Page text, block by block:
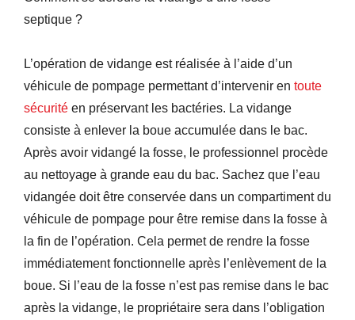
septique ?
L’opération de vidange est réalisée à l’aide d’un
véhicule de pompage permettant d’intervenir en toute
sécurité en préservant les bactéries. La vidange
consiste à enlever la boue accumulée dans le bac.
Après avoir vidangé la fosse, le professionnel procède
au nettoyage à grande eau du bac. Sachez que l’eau
vidangée doit être conservée dans un compartiment du
véhicule de pompage pour être remise dans la fosse à
la fin de l’opération. Cela permet de rendre la fosse
immédiatement fonctionnelle après l’enlèvement de la
boue. Si l’eau de la fosse n’est pas remise dans le bac
après la vidange, le propriétaire sera dans l’obligation